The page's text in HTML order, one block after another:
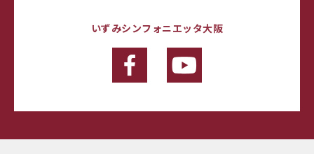
いずみシンフォニエッタ大阪